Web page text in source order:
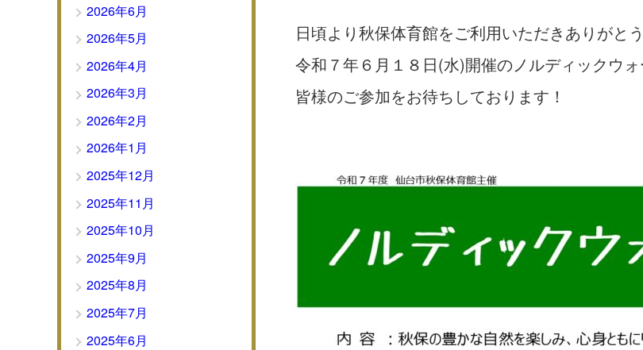
日頃より秋保体育館をご利用いただきありがと
令和７年６月１８日(水)開催のノルディックウ
皆様のご参加をお待ちしております！
2026年6月
2026年5月
2026年4月
2026年3月
2026年2月
2026年1月
2025年12月
2025年11月
2025年10月
2025年9月
2025年8月
2025年7月
2025年6月